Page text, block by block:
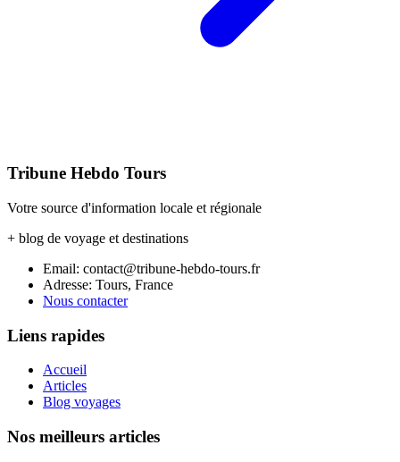
Tribune Hebdo Tours
Votre source d'information locale et régionale
+ blog de voyage et destinations
Email: contact@tribune-hebdo-tours.fr
Adresse: Tours, France
Nous contacter
Liens rapides
Accueil
Articles
Blog voyages
Nos meilleurs articles